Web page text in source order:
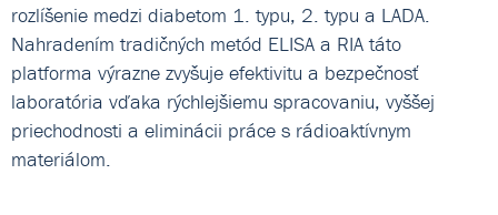
rozlíšenie medzi diabetom 1. typu, 2. typu a LADA.
Nahradením tradičných metód ELISA a RIA táto
platforma výrazne zvyšuje efektivitu a bezpečnosť
laboratória vďaka rýchlejšiemu spracovaniu, vyššej
priechodnosti a eliminácii práce s rádioaktívnym
materiálom.